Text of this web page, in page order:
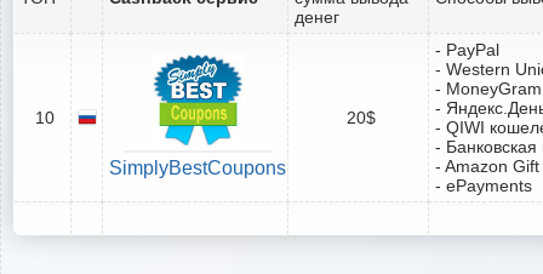
денег
10
SimplyBestCoupons
20$
- PayPal
- Western
- MoneyGram
-
- QIWI
-
- Amazon
- ePayments